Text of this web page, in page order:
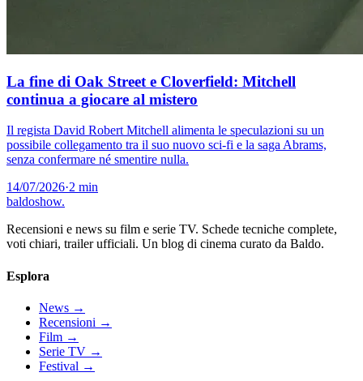
La fine di Oak Street e Cloverfield: Mitchell
continua a giocare al mistero
Il regista David Robert Mitchell alimenta le speculazioni su un
possibile collegamento tra il suo nuovo sci-fi e la saga Abrams,
senza confermare né smentire nulla.
14/07/2026·2 min
baldoshow.
Recensioni e news su film e serie TV. Schede tecniche complete,
voti chiari, trailer ufficiali. Un blog di cinema curato da Baldo.
Esplora
News →
Recensioni →
Film →
Serie TV →
Festival →